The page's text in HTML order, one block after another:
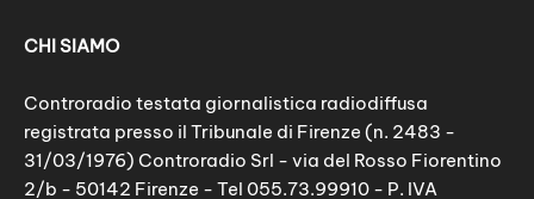
CHI SIAMO
Controradio testata giornalistica radiodiffusa
registrata presso il Tribunale di Firenze (n. 2483 -
31/03/1976) Controradio Srl - via del Rosso Fiorentino
2/b - 50142 Firenze - Tel 055.73.99910 - P. IVA